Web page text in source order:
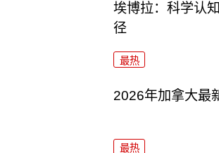
埃博拉：科学认
径
最热
2026年加拿大最
最热